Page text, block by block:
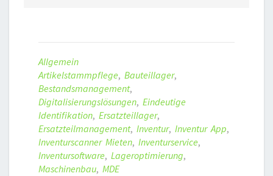
Allgemein
Artikelstammpflege, Bauteillager,
Bestandsmanagement,
Digitalisierungslösungen, Eindeutige
Identifikation, Ersatzteillager,
Ersatzteilmanagement, Inventur, Inventur App,
Inventurscanner Mieten, Inventurservice,
Inventursoftware, Lageroptimierung,
Maschinenbau, MDE